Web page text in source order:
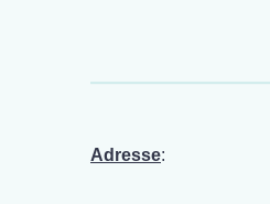
Adresse: